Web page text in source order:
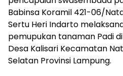
Babinsa Koramil 421-06/
Sertu Heri Indarto
pemupukan tanaman Padi di
Desa Kalisari Kecamatan
Selatan Provinsi Lampung.